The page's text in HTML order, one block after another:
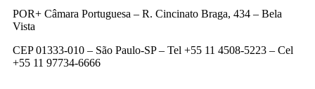
POR+ Câmara Portuguesa – R. Cincinato Braga, 434 – Bela
Vista
CEP 01333-010 – São Paulo-SP – Tel +55 11 4508-5223 – Cel
+55 11 97734-6666